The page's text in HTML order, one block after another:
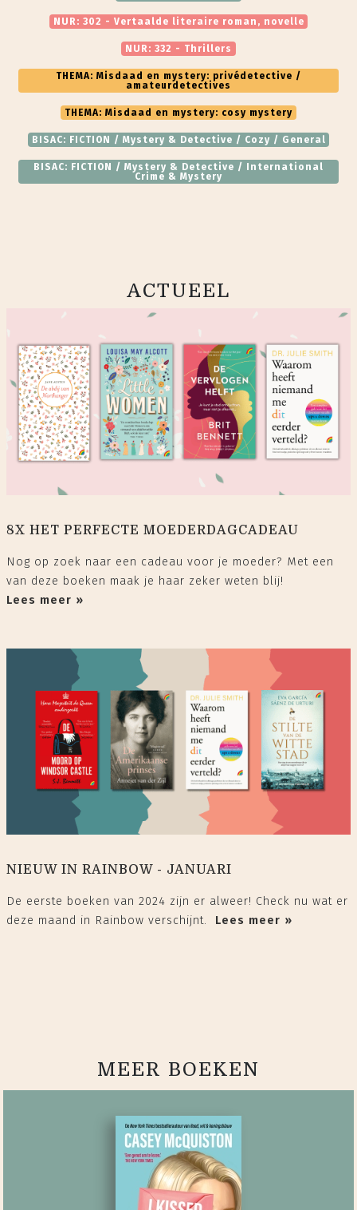
NUR: 302 - Vertaalde literaire roman, novelle
NUR: 332 - Thrillers
THEMA: Misdaad en mystery: privédetective /
amateurdetectives
THEMA: Misdaad en mystery: cosy mystery
BISAC: FICTION / Mystery & Detective / Cozy / General
BISAC: FICTION / Mystery & Detective / International
Crime & Mystery
ACTUEEL
8X HET PERFECTE MOEDERDAGCADEAU
Nog op zoek naar een cadeau voor je moeder? Met een
van deze boeken maak je haar zeker weten blij!
Lees meer »
NIEUW IN RAINBOW - JANUARI
De eerste boeken van 2024 zijn er alweer! Check nu wat er
deze maand in Rainbow verschijnt. Lees meer »
MEER BOEKEN